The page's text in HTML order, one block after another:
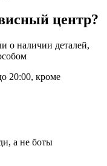
центр?
о наличии деталей,
20:00, кроме
а не боты